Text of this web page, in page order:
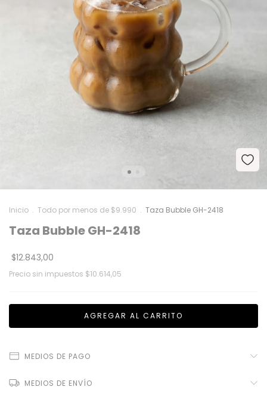
Inicio . Todo por menos de $9.990 . Taza Bubble GH-2418
Taza Bubble GH-2418
$12.843,00
Precio sin impuestos $10.614,05
MEDIOS DE PAGO
MEDIOS DE ENVÍO